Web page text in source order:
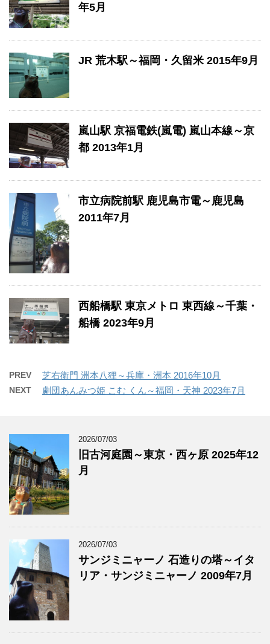
年5月
JR 荒木駅～福岡・久留米 2015年9月
嵐山駅 京福電鉄(嵐電) 嵐山本線～京
都 2013年1月
市立病院前駅 鹿児島市電～鹿児島
2011年7月
西船橋駅 東京メトロ 東西線～千葉・
船橋 2023年9月
PREV 芝右衛門 洲本八狸～兵庫・洲本 2016年10月
NEXT 劇団あんみつ姫 こむ くん～福岡・天神 2023年7月
2026/07/03
旧古河庭園～東京・西ヶ原 2025年12
月
2026/07/03
サンジミニャーノ 石造りの塔～イタ
リア・サンジミニャーノ 2009年7月